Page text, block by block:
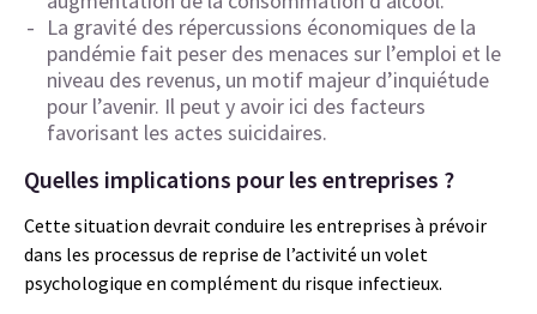
La gravité des répercussions économiques de la
pandémie fait peser des menaces sur l’emploi et le
niveau des revenus, un motif majeur d’inquiétude
pour l’avenir. Il peut y avoir ici des facteurs
favorisant les actes suicidaires.
Quelles implications pour les entreprises ?
Cette situation devrait conduire les entreprises à prévoir
dans les processus de reprise de l’activité un volet
psychologique en complément du risque infectieux.